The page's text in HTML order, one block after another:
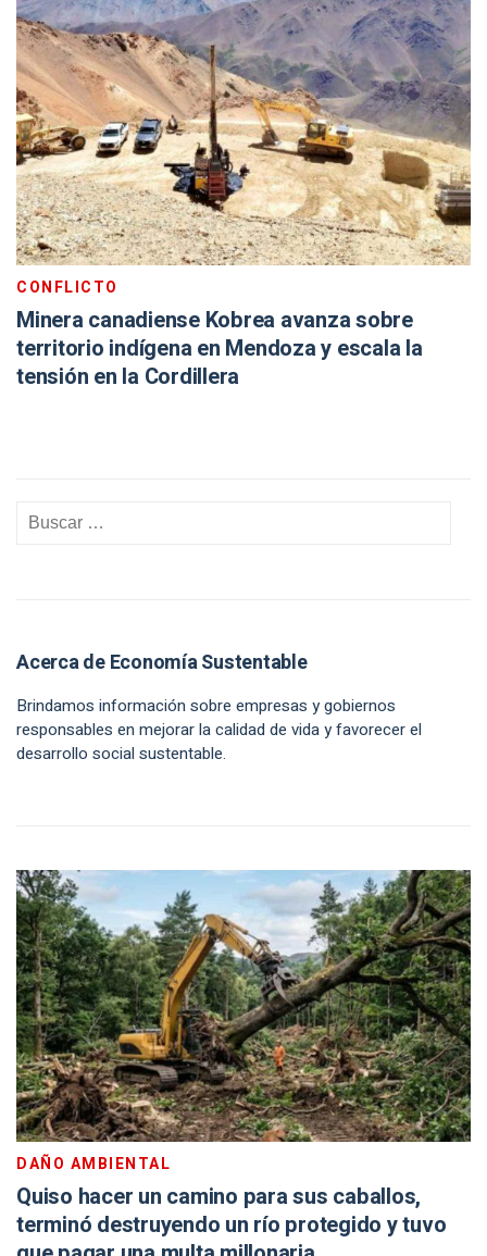
CONFLICTO
Minera canadiense Kobrea avanza sobre
territorio indígena en Mendoza y escala la
tensión en la Cordillera
Acerca de Economía Sustentable
Brindamos información sobre empresas y gobiernos
responsables en mejorar la calidad de vida y favorecer el
desarrollo social sustentable.
DAÑO AMBIENTAL
Quiso hacer un camino para sus caballos,
terminó destruyendo un río protegido y tuvo